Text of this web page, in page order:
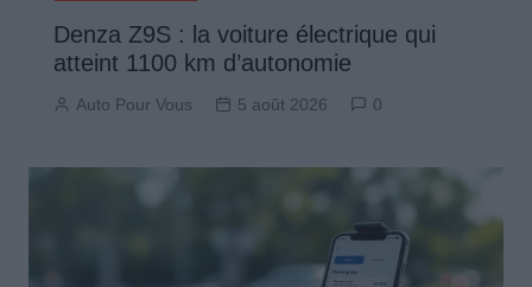
Denza Z9S : la voiture électrique qui
atteint 1100 km d’autonomie
Auto Pour Vous 5 août 2026 0